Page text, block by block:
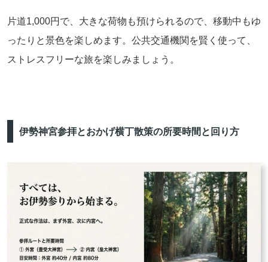
片道1,000円で、大きな荷物も預けられるので、移動中もゆ
ったりと景色を楽しめます。公共交通機関を賢く使って、
ストレスフリーな旅を楽しみましょう。
伊勢神宮参拝とおかげ横丁散策の所要時間と回り方